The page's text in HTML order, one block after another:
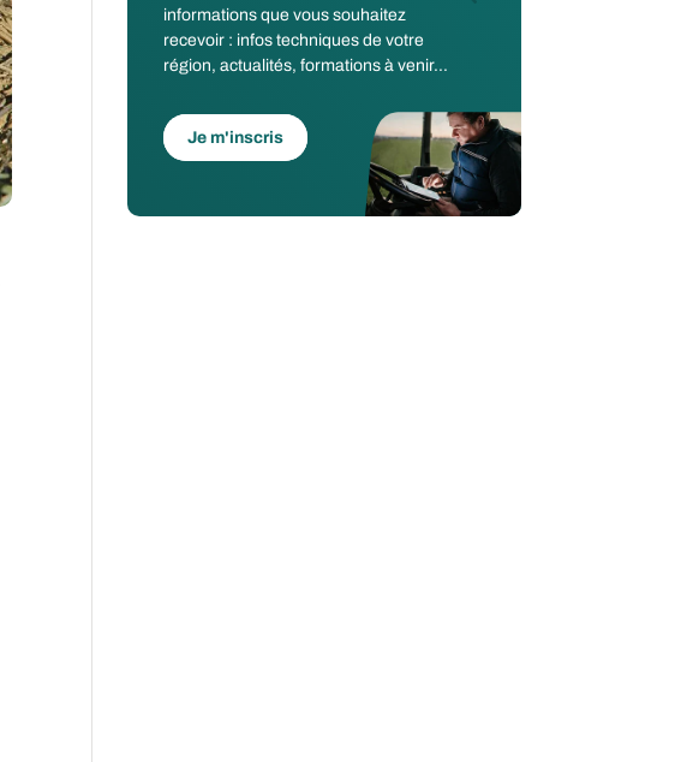
informations que vous souhaitez
recevoir : infos techniques de votre
région, actualités, formations à venir...
Je m'inscris